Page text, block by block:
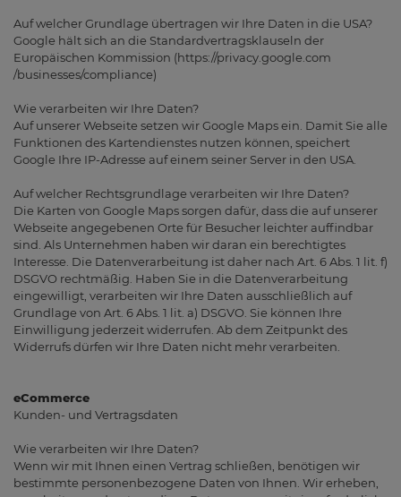
Auf welcher Grundlage übertragen wir Ihre Daten in die USA?
Google hält sich an die Standardvertragsklauseln der
Europäischen Kommission (https://privacy.google.com
/businesses/compliance)
Wie verarbeiten wir Ihre Daten?
Auf unserer Webseite setzen wir Google Maps ein. Damit Sie alle
Funktionen des Kartendienstes nutzen können, speichert
Google Ihre IP-Adresse auf einem seiner Server in den USA.
Auf welcher Rechtsgrundlage verarbeiten wir Ihre Daten?
Die Karten von Google Maps sorgen dafür, dass die auf unserer
Webseite angegebenen Orte für Besucher leichter auffindbar
sind. Als Unternehmen haben wir daran ein berechtigtes
Interesse. Die Datenverarbeitung ist daher nach Art. 6 Abs. 1 lit. f)
DSGVO rechtmäßig. Haben Sie in die Datenverarbeitung
eingewilligt, verarbeiten wir Ihre Daten ausschließlich auf
Grundlage von Art. 6 Abs. 1 lit. a) DSGVO. Sie können Ihre
Einwilligung jederzeit widerrufen. Ab dem Zeitpunkt des
Widerrufs dürfen wir Ihre Daten nicht mehr verarbeiten.
eCommerce
Kunden- und Vertragsdaten
Wie verarbeiten wir Ihre Daten?
Wenn wir mit Ihnen einen Vertrag schließen, benötigen wir
bestimmte personenbezogene Daten von Ihnen. Wir erheben,